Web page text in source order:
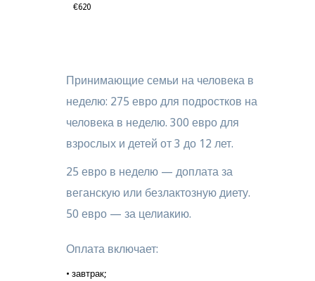
€620
Принимающие семьи на человека в
неделю: 275 евро для подростков на
человека в неделю. 300 евро для
взрослых и детей от 3 до 12 лет.
25 евро в неделю — доплата за
веганскую или безлактозную диету.
50 евро — за целиакию.
Оплата включает:
• завтрак;